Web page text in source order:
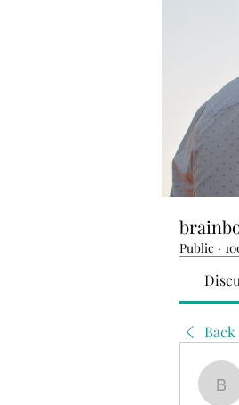
Public ·
Back